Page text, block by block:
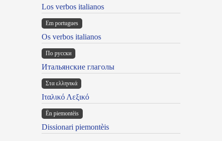
Los verbos italianos
Em portugues
Os verbos italianos
По русски
Итальянские глаголы
Στα ελληνικά
Ιταλικό Λεξικό
Ën piemontèis
Dissionari piemontèis